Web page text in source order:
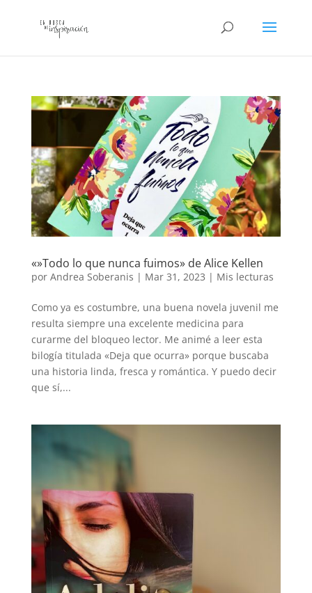
«»Todo lo que nunca fuimos» de Alice Kellen
por Andrea Soberanis | Mar 31, 2023 | Mis lecturas
Como ya es costumbre, una buena novela juvenil me
resulta siempre una excelente medicina para
curarme del bloqueo lector. Me animé a leer esta
bilogía titulada «Deja que ocurra» porque buscaba
una historia linda, fresca y romántica. Y puedo decir
que sí,...